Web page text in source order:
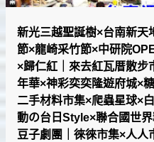
新光三越聖誕樹×台南新天
節×龍崎采竹節×中研院
×歸仁紅｜來去紅瓦厝散步
年華×神彩奕奕隆遊府城×
二手材料市集×爬蟲星球×
動の台日Style×聯合國世界
豆子劇團｜徠徠市集×人